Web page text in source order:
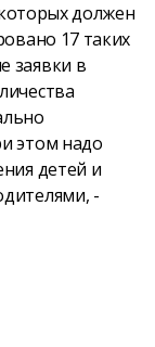
должен
17 таких
заявки в
этом надо
детей и
-